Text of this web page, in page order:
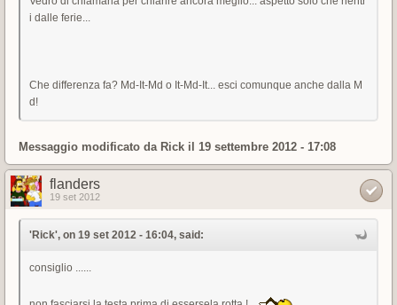
i dalle ferie...
Che differenza fa? Md-It-Md o It-Md-It... esci comunque anche dalla M
d!
Messaggio modificato da Rick il 19 settembre 2012 - 17:08
flanders
19 set 2012
'Rick', on 19 set 2012 - 16:04, said:
consiglio ......